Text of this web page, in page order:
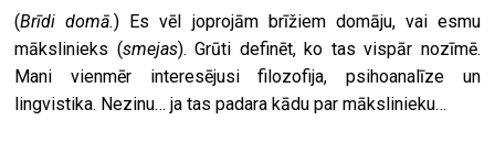
(Brīdi domā.) Es vēl joprojām brīžiem domāju, vai esmu
mākslinieks (smejas). Grūti definēt, ko tas vispār nozīmē.
Mani vienmēr interesējusi filozofija, psihoanalīze un
lingvistika. Nezinu… ja tas padara kādu par mākslinieku…